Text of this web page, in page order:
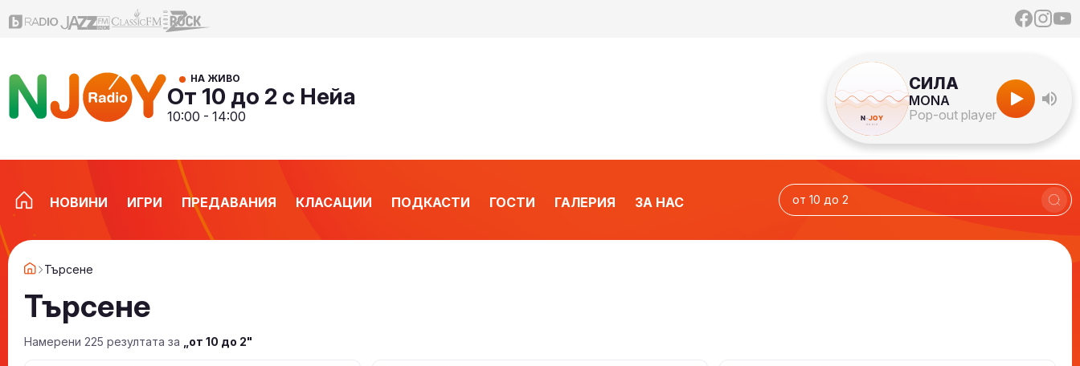
НА ЖИВО
От 10 до 2 с Нейа
10:00 - 14:00
СИЛА
MONA
Pop-out player
НОВИНИ ИГРИ ПРЕДАВАНИЯ КЛАСАЦИИ ПОДКАСТИ ГОСТИ ГАЛЕРИЯ ЗА НАС
Търсене
Търсене
Намерени 225 резултата за „от 10 до 2"